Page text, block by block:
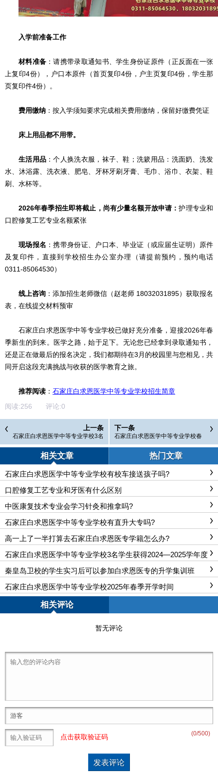
入学前准备工作
材料准备 ：请携带录取通知书、学生身份证原件（正反面在一张
上复印4份），户口本原件（首页复印4份，户主页复印4份，学生那
页复印件4份）。
费用缴纳 ：按入学须知要求完成相关费用缴纳，保留好缴费凭证
床上用品都不用带。
生活用品 ：个人换洗衣服，袜子、鞋；洗簌用品：洗面奶、洗发
水、沐浴露、洗衣液、肥皂、牙杯牙刷牙膏、毛巾、浴巾、衣架、鞋
刷、水杯等。
2026年春季招生即将截止，尚有少量名额开放申请：护理专业和
口腔修复工艺专业名额紧张
现场报名 ：携带身份证、户口本、毕业证（或应届生证明）原件
及复印件，直接到学校招生办公室办理（请提前预约，预约电话
0311-85064530）
线上咨询 ：添加招生老师微信（赵老师 18032031895）获取报名
表，在线提交材料预审
石家庄白求恩医学中等专业学校已做好充分准备，迎接2026年春
季新生的到来。
医学之路，始于足下。无论您已经拿到录取通知书，
还是正在做最后的报名决定，我们都期待在3月的校园里与您相见，共
同开启这段充满挑战与收获的医学教育之旅。
推荐阅读 ： 石家庄白求恩医学中等专业学校招生简章
阅读:256 评论:0
上一条
石家庄白求恩医学中等专业学校3名
学生获得2024—2025学年度中等职
业教育国家奖学金
下一条
石家庄白求恩医学中等专业学校春
节假期参观通知
相关文章 热门文章
石家庄白求恩医学中等专业学校有校车接送孩子吗?
口腔修复工艺专业和牙医有什么区别
中医康复技术专业会学习针灸和推拿吗?
石家庄白求恩医学中等专业学校有直升大专吗?
高一上了一半打算去石家庄白求恩医专学籍怎么办?
石家庄白求恩医学中等专业学校3名学生获得2024—2025学年度
中等职业教育国家奖学金
秦皇岛卫校的学生实习后可以参加白求恩医专的升学集训班
吗？
石家庄白求恩医学中等专业学校2025年春季开学时间
相关评论
暂无评论
(0/500)
点击获取验证码